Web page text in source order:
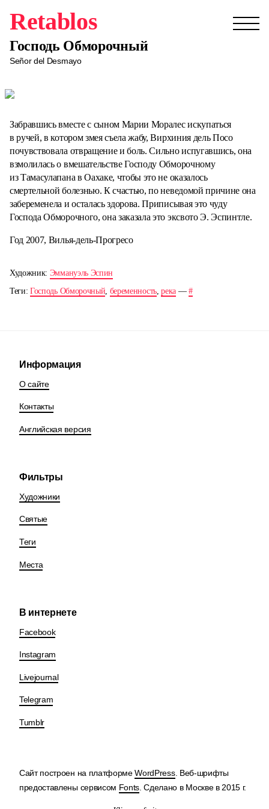
Retablos
Господь Обморочный
Señor del Desmayo
Забравшись вместе с сыном Марии Моралес искупаться
в ручей, в котором змея съела жабу, Вирхиния дель Посо
почувствовала отвращение и боль. Сильно испугавшись, она
взмолилась о вмешательстве Господу Обморочному
из Тамасулапана в Оахаке, чтобы это не оказалось
смертельной болезнью. К счастью, по неведомой причине она
забеременела и осталась здорова. Приписывая это чуду
Господа Обморочного, она заказала это эксвото Э. Эспинтле.
Год 2007, Вилья-дель-Прогресо
Художник: Эммануэль Эспин
Теги:Господь Обморочный беременность,река —#
Информация
О сайте
Контакты
Английская версия
Фильтры
Художники
Святые
Теги
Места
В интернете
Facebook
Instagram
Livejournal
Telegram
Tumblr
Сайт построен на платформеWordPress. Веб-шрифты
предоставлены сервисом Fonts . Сделано в Москве в 2015 г.